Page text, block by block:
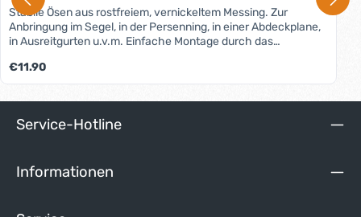
Stabile Ösen aus rostfreiem, vernickeltem Messing. Zur
Anbringung im Segel, in der Persenning, in einer Abdeckplane,
in Ausreitgurten u.v.m. Einfache Montage durch das
Montagevideo finden Sie unter dem Reiter "Media".
Regulärer Preis:
€11.90
Service-Hotline
Informationen